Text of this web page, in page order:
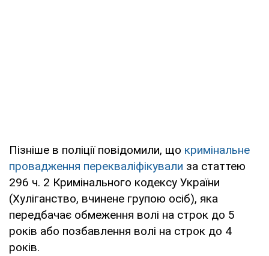
Пізніше в поліції повідомили, що кримінальне
провадження перекваліфікували за статтею
296 ч. 2 Кримінального кодексу України
(Хуліганство, вчинене групою осіб), яка
передбачає обмеження волі на строк до 5
років або позбавлення волі на строк до 4
років.